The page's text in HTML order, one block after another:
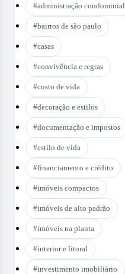
#administração condominial
#bairros de são paulo
#casas
#convivência e regras
#custo de vida
#decoração e estilos
#documentação e impostos
#estilo de vida
#financiamento e crédito
#imóveis compactos
#imóveis de alto padrão
#imóveis na planta
#interior e litoral
#investimento imobiliário